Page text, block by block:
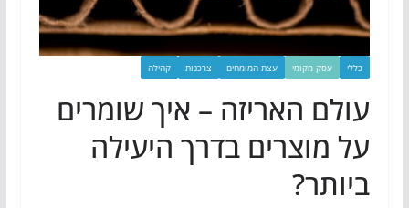
כללי עסק מקומי עצת המומחים צרכנות קהילה
עולם האריזה – איך שומרים
על מוצרים בדרך היעילה
ביותר?